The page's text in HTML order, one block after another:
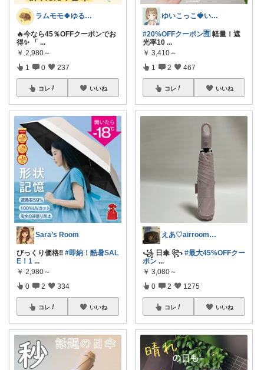
ラムモモ🍀ゆるっとミニマル
🔥今なら45％OFFクーポンでお
得✨ 「 ...
￥ 2,980～
1 0 237
コレ いいね
Sara’s Room
びっくり価格‼️ #即納！酷暑SAL
E！1 ...
￥ 2,980～
0 2 334
コレ いいね
ゆいこっこ🍓いつも感謝です*.
#20%OFFクーポン🈶 軽量！遮
光率10 ...
￥ 3,410～
1 2 467
コレ いいね
えあ♡airroom❀ラクして整う暮らし
꧁ 日傘 ꧂ #最大45%OFFクー
ポン ...
￥ 3,080～
0 2 1275
コレ いいね